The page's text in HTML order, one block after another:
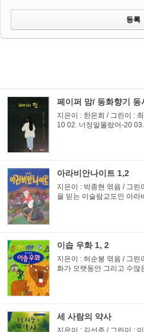
페이퍼 맘/ 동화향기 동
지은이 : 한은희 / 그린이 :
10 02. 너정말몰랐어-20
아라비안나이트 1,2
지은이 : 박종현 엮음 / 그린
을 믿는 이슬람교도인 아라
이솝 우화 1, 2
지은이 : 허순봉 엮음 / 그린
화가 오랫동안 그리고 수많
세 사람의 약사
지은이 : 김선주 / 그린이 :